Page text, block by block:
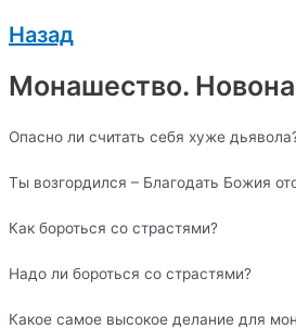
Назад
Монашество.
Опасно ли считать себя хуже
Ты возгордился – Благодать Божия
Как бороться со страстями?
Надо ли бороться со страстями?
Какое самое высокое делание для